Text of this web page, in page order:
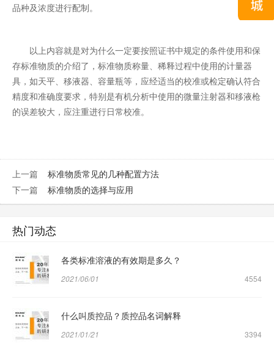
品种及浓度进行配制。
以上内容就是对为什么一定要按照证书中规定的条件使用和保
存标准物质的介绍了，标准物质称量、稀释过程中使用的计量器
具，如天平、移液器、容量瓶等，应经适当的校准或检定确认符合
精度和准确度要求，特别是有机分析中使用的微量注射器和移液枪
的误差较大，应注重进行日常校准。
上一篇 标准物质常见的几种配置方法
下一篇 标准物质的选择与应用
热门动态
各类标准溶液的有效期是多久？
2021/06/01 4554
什么叫质控品？质控品名词解释
2021/01/21 3394